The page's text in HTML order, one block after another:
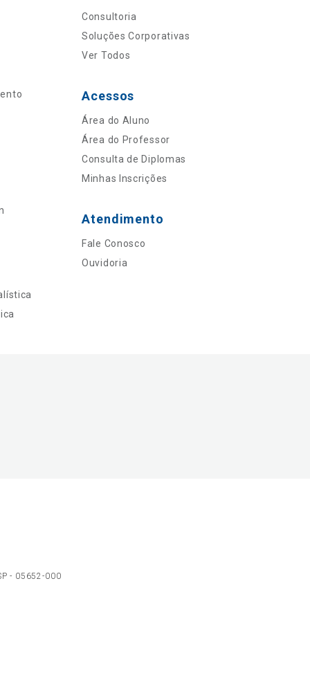
Consultoria
Soluções Corporativas
Ver Todos
Acessos
Área do Aluno
Área do Professor
Consulta de Diplomas
Minhas Inscrições
Atendimento
Fale Conosco
Ouvidoria
- 05652-000